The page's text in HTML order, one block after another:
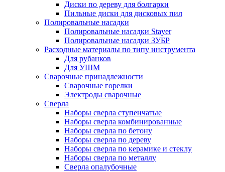
Диски по дереву для болгарки
Пильные диски для дисковых пил
Полировальные насадки
Полировальные насадки Stayer
Полировальные насадки ЗУБР
Расходные материалы по типу инструмента
Для рубанков
Для УШМ
Сварочные принадлежности
Сварочные горелки
Электроды сварочные
Сверла
Наборы cверла ступенчатые
Наборы сверла комбинированные
Наборы сверла по бетону
Наборы сверла по дереву
Наборы сверла по керамике и стеклу
Наборы сверла по металлу
Сверла опалубочные